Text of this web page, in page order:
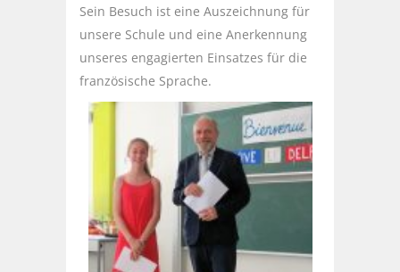
Sein Besuch ist eine Auszeichnung für
unsere Schule und eine Anerkennung
unseres engagierten Einsatzes für die
französische Sprache.